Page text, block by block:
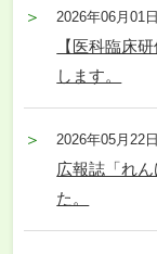
2026年06月01日
【医科臨床
します。
2026年05月22日
広報誌「れ
た。